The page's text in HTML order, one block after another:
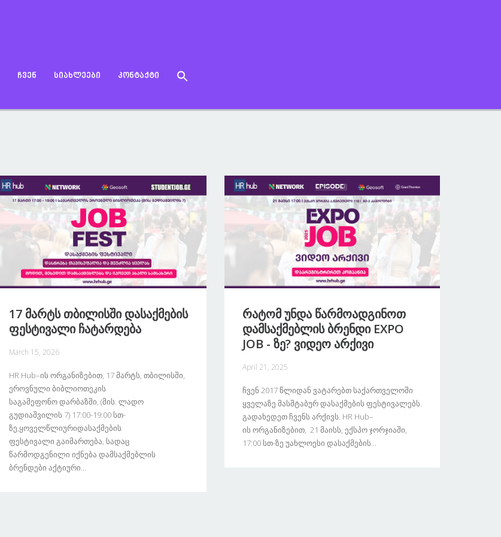
ᲩᲕᲔᲜ ᲡᲘᲐᲮᲚᲔᲔᲑᲘ ᲙᲝᲜᲢᲐᲥᲢᲘ
17 Მარტს Თბილისში Დასაქმების
Ფესტივალი Ჩატარდება
March 15, 2026
HR Hub–Ის Ორგანიზებით, 17 Მარტს, Თბილისში,
Ეროვნული Ბიბლიოთეკის
Საგამეფონო Დარბაზში, (მის. Ლადო
Გუდიაშვილის 7) 17:00-19:00 Სთ-
Ზე,ყოველწლიურიდასაქმების
Ფესტივალი Გაიმართება, Სადაც
Წარმოდგენილი Იქნება Დამსაქმებლის
Ბრენდები Აქტიური...
Რატომ Უნდა Წარმოადგინოთ
Დამსაქმებლის Ბრენდი EXPO
JOB - Ზე? Ვიდეო Არქივი
April 21, 2025
Ჩვენ 2017 Წლიდან Ვატარებთ Საქართველოში
Ყველაზე Მასშტაბურ Დასაქმების Ფესტივალებს.
Გადახედეთ Ჩვენს Არქივს. HR Hub–
Ის Ორგანიზებით, 21 Მაისს, Ექსპო Ჯორჯიაში,
17:00 Სთ-Ზე Უახლოესი Დასაქმების...